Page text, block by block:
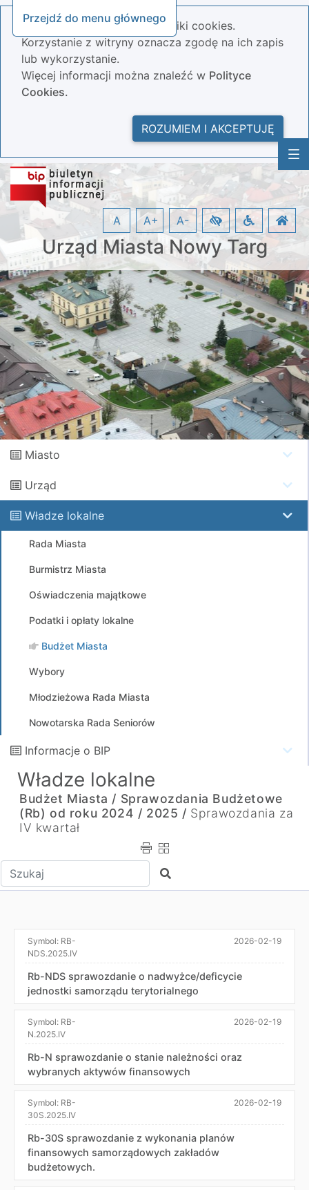
Przejdź do menu głównego
Nasza strona wykorzystuje pliki cookies.
Korzystanie z witryny oznacza zgodę na ich zapis
lub wykorzystanie.
Więcej informacji można znaleźć w Polityce
Cookies.
ROZUMIEM I AKCEPTUJĘ
Urząd Miasta Nowy Targ
A A+ A-
Miasto
Urząd
Władze lokalne
Rada Miasta
Burmistrz Miasta
Oświadczenia majątkowe
Podatki i opłaty lokalne
Budżet Miasta
Wybory
Młodzieżowa Rada Miasta
Nowotarska Rada Seniorów
Informacje o BIP
Władze lokalne
Budżet Miasta / Sprawozdania Budżetowe
(Rb) od roku 2024 / 2025 / Sprawozdania za
IV kwartał
Wpisz tekst do wyszukania Szukaj
Symbol: RB-
NDS.2025.IV
2026-02-19
Rb-NDS sprawozdanie o nadwyżce/deficycie
jednostki samorządu terytorialnego
Symbol: RB-
N.2025.IV
2026-02-19
Rb-N sprawozdanie o stanie należności oraz
wybranych aktywów finansowych
Symbol: RB-
30S.2025.IV
2026-02-19
Rb-30S sprawozdanie z wykonania planów
finansowych samorządowych zakładów
budżetowych.